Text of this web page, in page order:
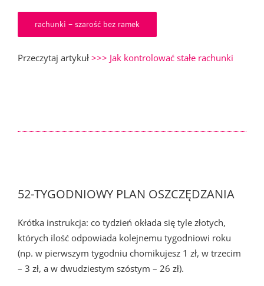
rachunki – szarość bez ramek
Przeczytaj artykuł >>> Jak kontrolować stałe rachunki
52-TYGODNIOWY PLAN OSZCZĘDZANIA
Krótka instrukcja: co tydzień okłada się tyle złotych,
których ilość odpowiada kolejnemu tygodniowi roku
(np. w pierwszym tygodniu chomikujesz 1 zł, w trzecim
– 3 zł, a w dwudziestym szóstym – 26 zł).